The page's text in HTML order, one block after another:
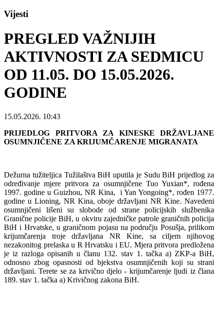
Vijesti
PREGLED VAŽNIJIH
AKTIVNOSTI ZA SEDMICU
OD 11.05. DO 15.05.2026.
GODINE
15.05.2026. 10:43
PRIJEDLOG PRITVORA ZA KINESKE DRŽAVLJANE
OSUMNJIČENE ZA KRIJUMČARENJE MIGRANATA
Dežurna tužiteljica Tužilaštva BiH uputila je Sudu BiH prijedlog za
određivanje mjere pritvora za osumnjičene Tuo Yuxian*, rođena
1997. godine u Guizhou, NR Kina, i Yan Yongoing*, rođen 1977.
godine u Lioning, NR Kina, oboje državljani NR Kine. Navedeni
osumnjičeni lišeni su slobode od strane policijskih službenika
Granične policije BiH, u okviru zajedničke patrole graničnih policija
BiH i Hrvatske, u graničnom pojasu na području Posušja, prilikom
krijumčarenja troje državljana NR Kine, sa ciljem njihovog
nezakonitog prelaska u R Hrvatsku i EU. Mjera pritvora predložena
je iz razloga opisanih u članu 132. stav 1. tačka a) ZKP-a BiH,
odnosno zbog opasnosti od bjekstva osumnjičenih koji su strani
državljani. Terete se za krivično djelo - krijumčarenje ljudi iz člana
189. stav 1. tačka a) Krivičnog zakona BiH.